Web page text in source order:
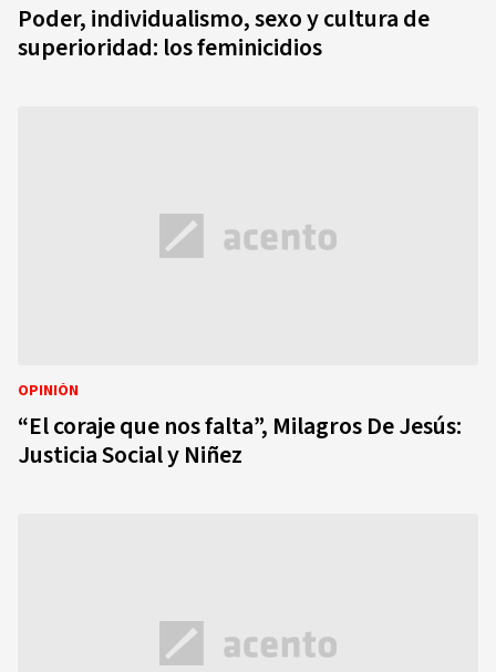
Poder, individualismo, sexo y cultura de
superioridad: los feminicidios
OPINIÓN
“El coraje que nos falta”, Milagros De Jesús:
Justicia Social y Niñez